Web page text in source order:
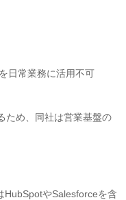
日常業務に活用不可
ため、同社は営業基盤の
HubSpotやSalesforceを含